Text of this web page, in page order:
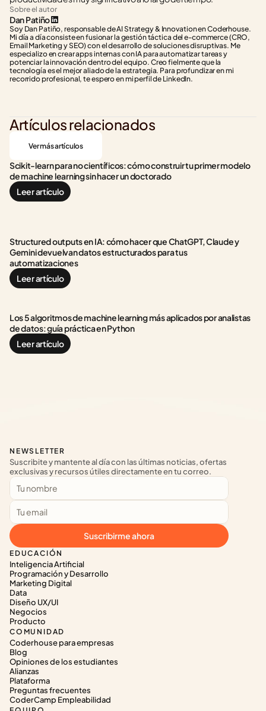
Sobre el autor
Dan Patiño
Soy Dan Patiño, responsable de AI Strategy & Innovation en Coderhouse.
Mi día a día consiste en fusionar la gestión táctica del e-commerce (CRO,
Email Marketing y SEO) con el desarrollo de soluciones disruptivas. Me
especializo en crear apps internas con IA para automatizar tareas y
potenciar la innovación dentro del equipo. Creo fielmente que la
tecnología es el mejor aliado de la estrategia. Para profundizar en mi
recorrido profesional, te espero en mi perfil de LinkedIn.
Artículos relacionados
Ver más artículos
Scikit-learn para no científicos: cómo construir tu primer modelo
de machine learning sin hacer un doctorado
Leer artículo
Structured outputs en IA: cómo hacer que ChatGPT, Claude y
Gemini devuelvan datos estructurados para tus
automatizaciones
Leer artículo
Los 5 algoritmos de machine learning más aplicados por analistas
de datos: guía práctica en Python
Leer artículo
EDUCACIÓN
Inteligencia Artificial
Programación y Desarrollo
Marketing Digital
Data
Diseño UX/UI
Negocios
Producto
COMUNIDAD
Coderhouse para empresas
Blog
Opiniones de los estudiantes
Alianzas
Plataforma
Preguntas frecuentes
CoderCamp Empleabilidad
NEWSLETTER
Suscribite y mantente al día con las últimas noticias, ofertas
exclusivas y recursos útiles directamente en tu correo.
Suscribirme ahora